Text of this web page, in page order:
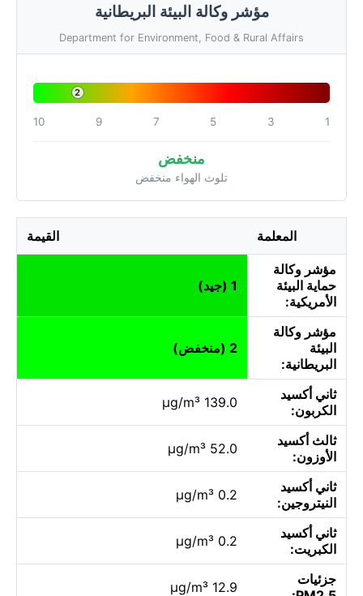
مؤشر وكالة البيئة البريطانية
Department for Environment, Food & Rural Affairs
2
1
3
5
7
9
10
منخفض
تلوث الهواء منخفض
المعلمة القيمة
مؤشر وكالة
حماية البيئة
الأمريكية:
1 (جيد)
مؤشر وكالة
البيئة
البريطانية:
2 (منخفض)
ثاني أكسيد
الكربون:
139.0 µg/m³
ثالث أكسيد
الأوزون:
52.0 µg/m³
ثاني أكسيد
النيتروجين:
0.2 µg/m³
ثاني أكسيد
الكبريت:
0.2 µg/m³
جزئيات
12.9 µg/m³